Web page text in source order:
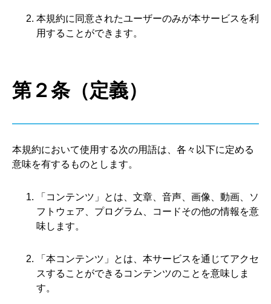
本規約に同意されたユーザーのみが本サービスを利
用することができます。
第２条（定義）
本規約において使用する次の用語は、各々以下に定める
意味を有するものとします。
「コンテンツ」とは、文章、音声、画像、動画、ソ
フトウェア、プログラム、コードその他の情報を意
味します。
「本コンテンツ」とは、本サービスを通じてアクセ
スすることができるコンテンツのことを意味しま
す。